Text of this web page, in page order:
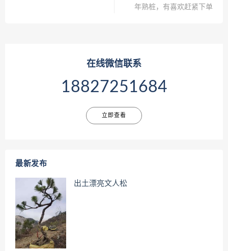
年熟桩，有喜欢赶紧下单
在线微信联系
18827251684
立即查看
最新发布
出土漂亮文人松